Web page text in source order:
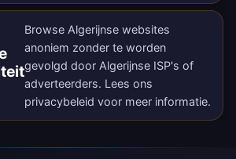
Browse Algerijnse websites
anoniem zonder te worden
gevolgd door Algerijnse ISP's of
adverteerders. Lees ons
privacybeleid voor meer informatie.